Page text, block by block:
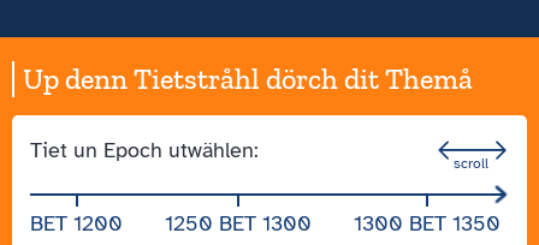
Up denn Tietstråhl dörch dit Themå
Tiet un Epoch utwählen:
BET 1200 1250 BET 1300 1300 BET 1350